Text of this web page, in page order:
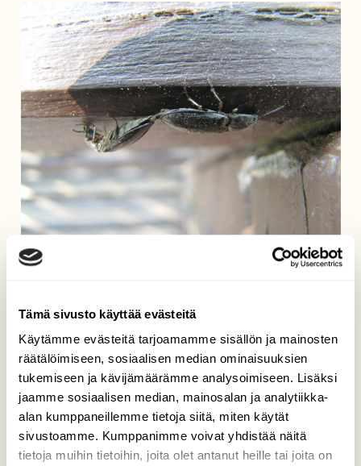
Tämä sivusto käyttää evästeitä
Käytämme evästeitä tarjoamamme sisällön ja mainosten
räätälöimiseen, sosiaalisen median ominaisuuksien
tukemiseen ja kävijämäärämme analysoimiseen. Lisäksi
jaamme sosiaalisen median, mainosalan ja analytiikka-
alan kumppaneillemme tietoja siitä, miten käytät
sivustoamme. Kumppanimme voivat yhdistää näitä
tietoja muihin tietoihin, joita olet antanut heille tai joita on